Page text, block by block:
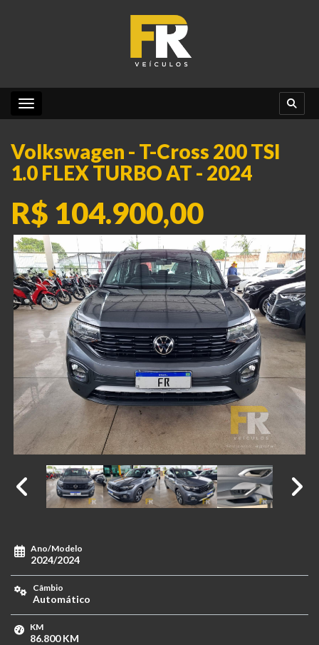
Toggle navigation
Volkswagen - T-Cross 200 TSI
1.0 FLEX TURBO AT - 2024
R$ 104.900,00
Ano/Modelo
2024/2024
Câmbio
Automático
KM
86.800 KM